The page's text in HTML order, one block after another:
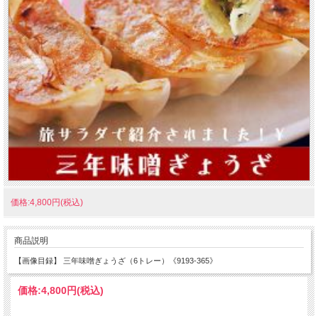
価格:4,800円(税込)
商品説明
【画像目録】 三年味噌ぎょうざ（6トレー）《9193-365》
価格:4,800円(税込)